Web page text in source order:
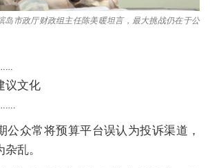
岛市政厅财政组主任陈美暖坦言，最大挑战仍在于公
议文化
公众常将预算平台误认为投诉渠道，
乱。